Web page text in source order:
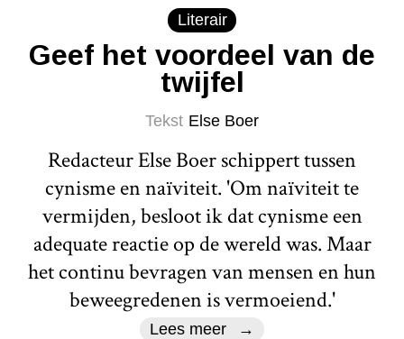
Literair
Geef het voordeel van de
twijfel
Tekst Else Boer
Redacteur Else Boer schippert tussen
cynisme en naïviteit. 'Om naïviteit te
vermijden, besloot ik dat cynisme een
adequate reactie op de wereld was. Maar
het continu bevragen van mensen en hun
beweegredenen is vermoeiend.'
Lees meer